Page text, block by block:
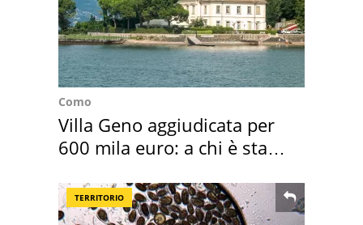
Como
Villa Geno aggiudicata per
600 mila euro: a chi è stata
TERRITORIO